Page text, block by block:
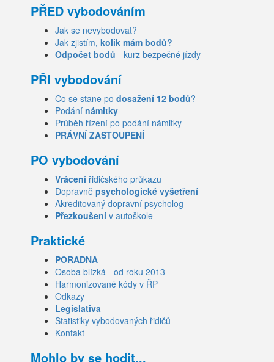
PŘED vybodováním
Jak se nevybodovat?
Jak zjistím, kolik mám bodů?
Odpočet bodů - kurz bezpečné jízdy
PŘI vybodování
Co se stane po dosažení 12 bodů?
Podání námitky
Průběh řízení po podání námitky
PRÁVNÍ ZASTOUPENÍ
PO vybodování
Vrácení řidičského průkazu
Dopravně psychologické vyšetření
Akreditovaný dopravní psycholog
Přezkoušení v autoškole
Praktické
PORADNA
Osoba blízká - od roku 2013
Harmonizované kódy v ŘP
Odkazy
Legislativa
Statistiky vybodovaných řidičů
Kontakt
Mohlo by se hodit...